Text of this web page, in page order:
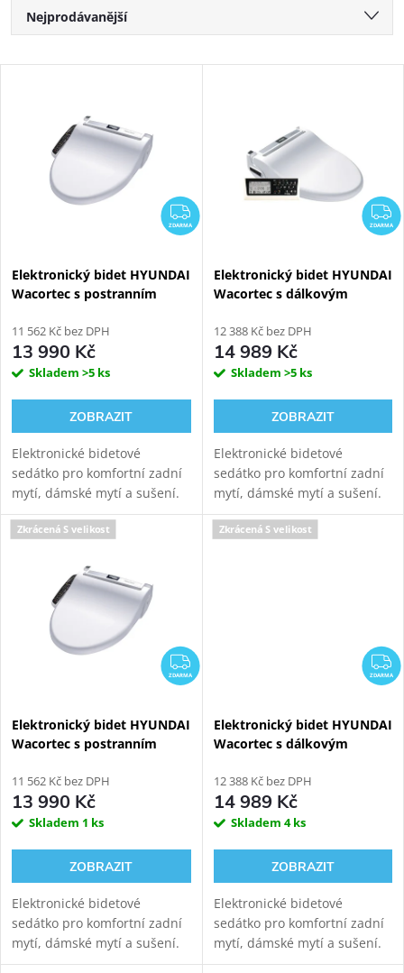
Řazení produktů
Nejprodávanější
Abecedně
ZDARMA
ZDARMA
Elektronický bidet HYUNDAI
Wacortec s postranním
11 562 Kč bez DPH
13 990 Kč
Skladem >5 ks
ZOBRAZIT
Elektronické bidetové
sedátko pro komfortní zadní
mytí, dámské mytí a sušení.
Ovládání pomocí
postranního panelu. Délka
ZDARMA
Elektronický bidet HYUNDAI
Wacortec s dálkovým
12 388 Kč bez DPH
14 989 Kč
Skladem >5 ks
ZOBRAZIT
Elektronické bidetové
sedátko pro komfortní zadní
mytí, dámské mytí a sušení.
Ovládání pomocí dálkového
ovládání. Délka 496 mm.
Zkrácená S velikost
ZDARMA
ZDARMA
Elektronický bidet HYUNDAI
Wacortec s postranním
11 562 Kč bez DPH
13 990 Kč
Skladem 1 ks
ZOBRAZIT
Elektronické bidetové
sedátko pro komfortní zadní
mytí, dámské mytí a sušení.
Ovládání pomocí
Zkrácená S velikost
ZDARMA
Elektronický bidet HYUNDAI
Wacortec s dálkovým
12 388 Kč bez DPH
14 989 Kč
Skladem 4 ks
ZOBRAZIT
Elektronické bidetové
sedátko pro komfortní zadní
mytí, dámské mytí a sušení.
Ovládání pomocí dálkového